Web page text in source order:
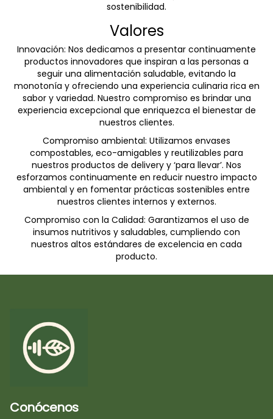
sostenibilidad.
Valores
Innovación: Nos dedicamos a presentar continuamente
productos innovadores que inspiran a las personas a
seguir una alimentación saludable, evitando la
monotonía y ofreciendo una experiencia culinaria rica en
sabor y variedad. Nuestro compromiso es brindar una
experiencia excepcional que enriquezca el bienestar de
nuestros clientes.
Compromiso ambiental: Utilizamos envases
compostables, eco-amigables y reutilizables para
nuestros productos de delivery y ‘para llevar’. Nos
esforzamos continuamente en reducir nuestro impacto
ambiental y en fomentar prácticas sostenibles entre
nuestros clientes internos y externos.
Compromiso con la Calidad: Garantizamos el uso de
insumos nutritivos y saludables, cumpliendo con
nuestros altos estándares de excelencia en cada
producto.
Conócenos